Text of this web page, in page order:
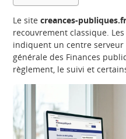
Le sitecreances-publiques.fr
recouvrement classique.
indiquent un centre serveur
générale des Finances
règlement, le suivi et